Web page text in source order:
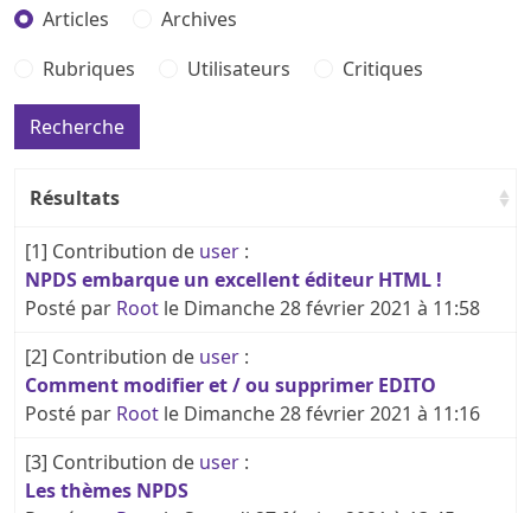
Articles
Archives
Rubriques
Utilisateurs Critiques
Résultats
[1] Contribution de user :
NPDS embarque un excellent éditeur HTML !
Posté par Root le Dimanche 28 février 2021 à 11:58
[2] Contribution de user :
Comment modifier et / ou supprimer EDITO
Posté par Root le Dimanche 28 février 2021 à 11:16
[3] Contribution de user :
Les thèmes NPDS